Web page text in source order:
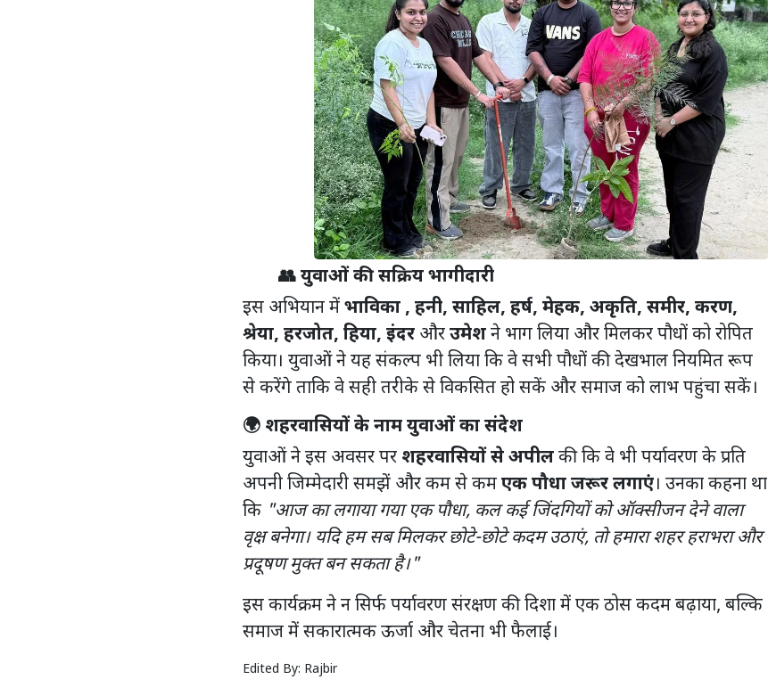
👥 युवाओं की सक्रिय भागीदारी
इस अभियान मेंभाविका , हनी, साहिल, हर्ष, मेहक, अकृति, समीर, करण,
श्रेया, हरजोत, हिया, इंदर औरउमेशने भाग लिया और मिलकर पौधों को रोपित
किया। युवाओं ने यह संकल्प भी लिया कि वे सभी पौधों की देखभाल नियमित रूप
से करेंगे ताकि वे सही तरीके से विकसित हो सकें और समाज को लाभ पहुंचा सकें।
🌍 शहरवासियों के नाम युवाओं का संदेश
युवाओं ने इस अवसर पर शहरवासियों से अपीलकी कि वे भी पर्यावरण के प्रति
अपनी जिम्मेदारी समझें और कम से कमएक पौधा जरूर लगाएं। उनका कहना था
कि "आज का लगाया गया एक पौधा, कल कई जिंदगियों को ऑक्सीजन देने वाला
वृक्ष बनेगा। यदि हम सब मिलकर छोटे-छोटे कदम उठाएं, तो हमारा शहर हराभरा और
प्रदूषण मुक्त बन सकता है।"
इस कार्यक्रम ने न सिर्फ पर्यावरण संरक्षण की दिशा में एक ठोस कदम बढ़ाया, बल्कि
समाज में सकारात्मक ऊर्जा और चेतना भी फैलाई।
Edited By: Rajbir